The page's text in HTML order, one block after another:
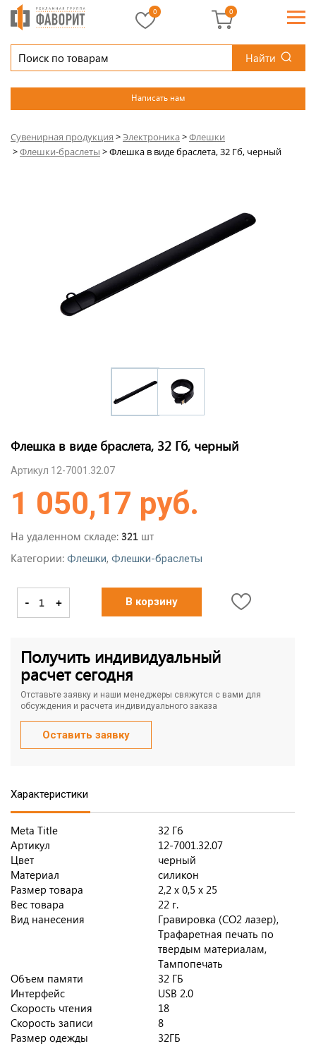
Найти
Написать нам
0 0
Сувенирная продукция >Электроника>Флешки
>Флешки-браслеты >Флешка в виде браслета, 32 Гб, черный
Флешка в виде браслета, 32 Гб, черный
Артикул 12-7001.32.07
1 050,17 руб.
На удаленном складе: 321 шт
Категории: Флешки, Флешки-браслеты
- + В корзину
Получить индивидуальный
расчет сегодня
Отставьте заявку и наши менеджеры свяжутся с вами для
обсуждения и расчета индивидуального заказа
Оставить заявку
Характеристики
Meta Title
32 Гб
Артикул
12-7001.32.07
Цвет
черный
Материал
силикон
Размер товара
2,2 х 0,5 х 25
Вес товара
22 г.
Вид нанесения
Гравировка (CO2 лазер),
Трафаретная печать по
твердым материалам,
Тампопечать
Объем памяти
32 ГБ
Интерфейс
USB 2.0
Скорость чтения
18
Скорость записи
8
Размер одежды
32ГБ